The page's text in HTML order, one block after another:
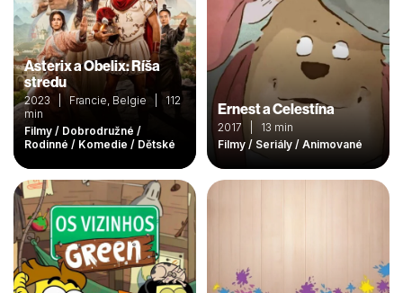
Asterix a Obelix: Ríša
stredu
2023 | Francie, Belgie | 112
min
Filmy / Dobrodružné /
Rodinné / Komedie / Dětské
Ernest a Celestína
2017 | 13 min
Filmy / Seriály / Animované